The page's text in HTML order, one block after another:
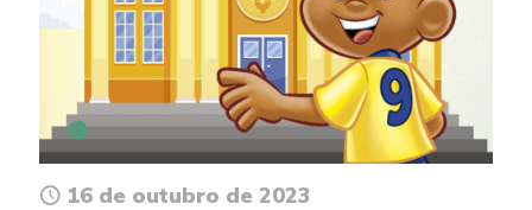
16 de outubro de 2023